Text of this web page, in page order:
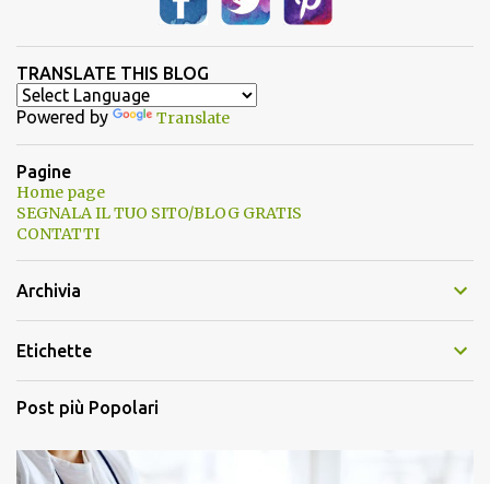
TRANSLATE THIS BLOG
Powered by Translate
Pagine
Home page
SEGNALA IL TUO SITO/BLOG GRATIS
CONTATTI
Archivia
Etichette
Post più Popolari